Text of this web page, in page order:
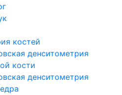
костей
денситометрия
кости
денситометрия